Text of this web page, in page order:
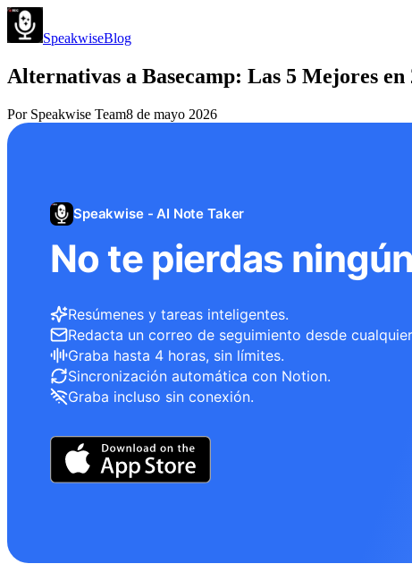
SpeakwiseBlog
Alternativas a Basecamp: Las 5 Mejores en
Por Speakwise Team8 de mayo 2026
Speakwise - AI Note Taker
No te pierdas
Resúmenes y tareas inteligentes.
Redacta un correo de seguimiento desde
Graba hasta 4 horas, sin límites.
Sincronización automática con Notion.
Graba incluso sin conexión.